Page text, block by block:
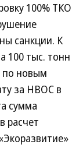
100% ТКО
санкции. К
100 тыс. тонн
по новым
за НВОС в
сумма
расчет